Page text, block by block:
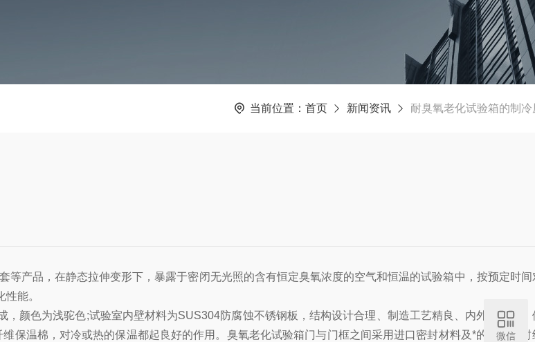
当前位置： 首页 新闻资讯 耐臭氧老化试验箱的制
等产品，在静态拉伸变形下，暴露于密闭无光照的含有恒定臭氧浓度的空气和恒温的试验箱中，按预定时
能。
，颜色为浅驼色;试验室内壁材料为SUS304防腐蚀不锈钢板，结构设计合理、制造工艺精良、内外表美观
保温棉，对冷或热的保温都起良好的作用。臭氧老化试验箱门与门框之间采用进口密封材料及*的硅胶密
微信